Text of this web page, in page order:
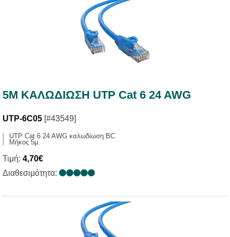
5M ΚΑΛΩΔΙΩΣΗ UTP Cat 6 24 AWG
UTP-6C05 [#43549]
UTP Cat 6 24 AWG καλωδίωση BC
Μήκος 5μ.
Τιμή: 4,70€
Διαθεσιμότητα: